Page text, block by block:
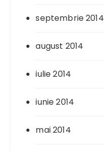
septembrie 2014
august 2014
iulie 2014
iunie 2014
mai 2014